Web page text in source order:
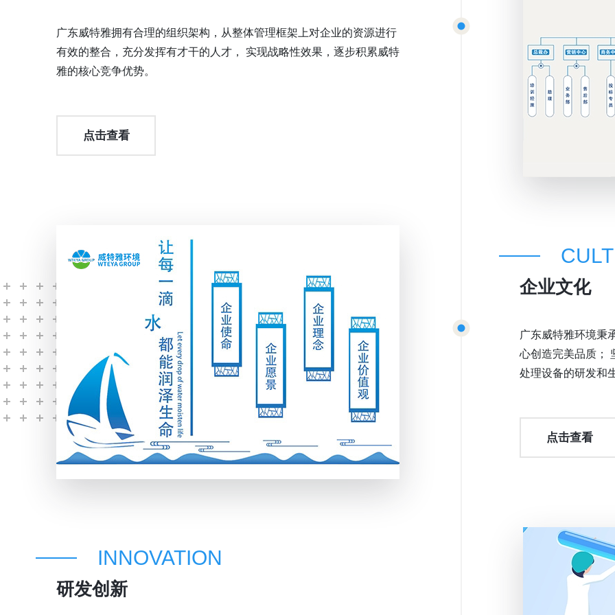
广东威特雅拥有合理的组织架构，从整体管理框架上对企业的资源进行
有效的整合，充分发挥有才干的人才， 实现战略性效果，逐步积累威特
雅的核心竞争优势。
点击查看
企业文化
广东威特雅环境秉
心创造完美品质；
处理设备的研发和
点击查看
INNOVATION
研发创新